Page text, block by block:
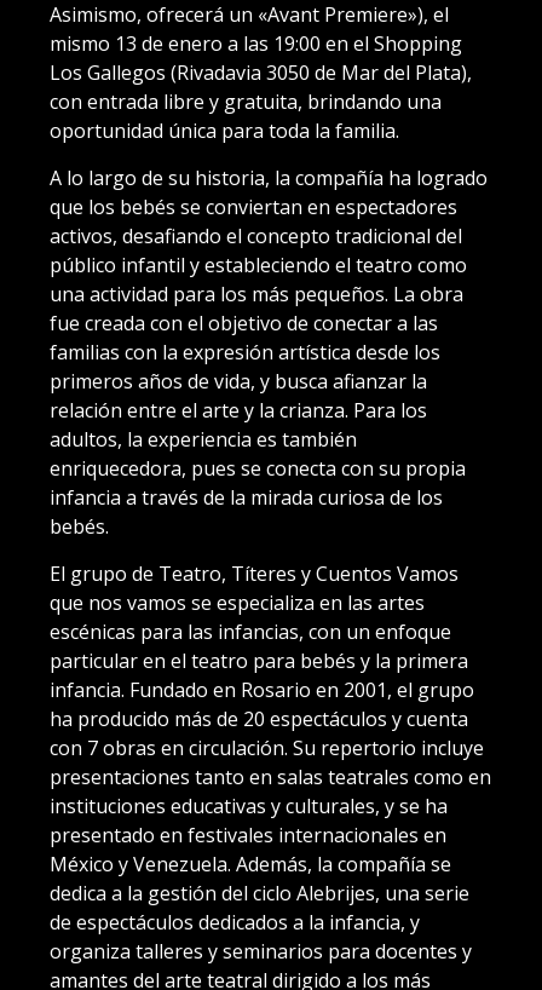
Asimismo, ofrecerá un «Avant Premiere»), el
mismo 13 de enero a las 19:00 en el Shopping
Los Gallegos (Rivadavia 3050 de Mar del Plata),
con entrada libre y gratuita, brindando una
oportunidad única para toda la familia.
A lo largo de su historia, la compañía ha logrado
que los bebés se conviertan en espectadores
activos, desafiando el concepto tradicional del
público infantil y estableciendo el teatro como
una actividad para los más pequeños. La obra
fue creada con el objetivo de conectar a las
familias con la expresión artística desde los
primeros años de vida, y busca afianzar la
relación entre el arte y la crianza. Para los
adultos, la experiencia es también
enriquecedora, pues se conecta con su propia
infancia a través de la mirada curiosa de los
bebés.
El grupo de Teatro, Títeres y Cuentos Vamos
que nos vamos se especializa en las artes
escénicas para las infancias, con un enfoque
particular en el teatro para bebés y la primera
infancia. Fundado en Rosario en 2001, el grupo
ha producido más de 20 espectáculos y cuenta
con 7 obras en circulación. Su repertorio incluye
presentaciones tanto en salas teatrales como en
instituciones educativas y culturales, y se ha
presentado en festivales internacionales en
México y Venezuela. Además, la compañía se
dedica a la gestión del ciclo Alebrijes, una serie
de espectáculos dedicados a la infancia, y
organiza talleres y seminarios para docentes y
amantes del arte teatral dirigido a los más